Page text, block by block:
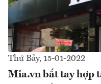
Thứ Bảy, 15-01-2022
Mia.vn bắt tay hợp